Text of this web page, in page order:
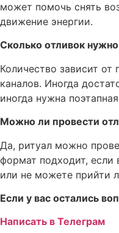
может помочь снять
движение энергии.
Сколько отливок
Количество зависит от
каналов. Иногда
иногда нужна
Можно ли провести
Да, ритуал можно
формат подходит, если
или не можете прийти
Если у вас остались
Написать в Телеграм